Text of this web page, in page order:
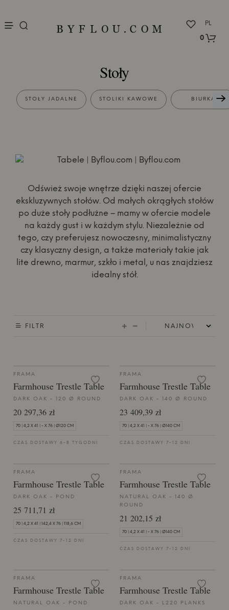
PL
0
Stoły
STOŁY JADALNE STOLIKI KAWOWE BIURKA
Odśwież swoje wnętrze dzięki naszej ofercie
ekskluzywnych stołów. Od małych okrągłych stołów
po duże stoły podłużne – mamy w ofercie modele
na każdy gust i w każdym stylu. Niezależnie od
tego, czy preferujesz nowoczesny, minimalistyczny
czy klasyczny design, a także materiały takie jak
lite drewno, marmur, szkło i metal, u nas znajdziesz
idealny stół.
FILTR
FRAMA
Farmhouse Trestle Table
DARK OAK - 120 Ø ROUND
20 297,36 zł
70 | 4,2 X 41 | - X 76 | Ø120 CM
CZAS DOSTAWY 6-8 TYGODNI
FRAMA
Farmhouse Trestle Table
DARK OAK - 140 Ø ROUND
23 409,39 zł
70 | 4,2 X 41 | - X 76 | Ø140 CM
CZAS DOSTAWY 7-12 DNI
FRAMA
Farmhouse Trestle Table
DARK OAK - POND
25 711,71 zł
70 | 4,2 X 41 | 142,4 X 76 | 118,6 CM
CZAS DOSTAWY 7-12 DNI
FRAMA
Farmhouse Trestle Table
NATURAL OAK - 140 Ø
ROUND
21 202,15 zł
70 | 4,2 X 41 | - X 76 | Ø140 CM
CZAS DOSTAWY 7-12 DNI
FRAMA
Farmhouse Trestle Table
NATURAL OAK - POND
FRAMA
Farmhouse Trestle Table
DARK OAK - L220 PLANKS